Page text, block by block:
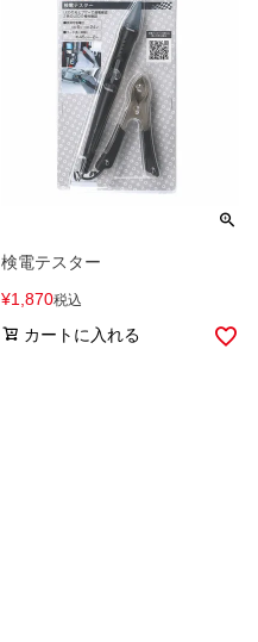
検電テスター
¥1,870税込
カートに入れる